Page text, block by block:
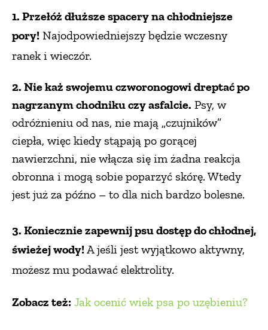
1. Przełóż dłuższe spacery na chłodniejsze
pory! Najodpowiedniejszy będzie wczesny
ranek i wieczór.
2. Nie każ swojemu czworonogowi dreptać po
nagrzanym chodniku czy asfalcie. Psy, w
odróżnieniu od nas, nie mają „czujników”
ciepła, więc kiedy stąpają po gorącej
nawierzchni, nie włącza się im żadna reakcja
obronna i mogą sobie poparzyć skórę. Wtedy
jest już za późno – to dla nich bardzo bolesne.
3. Koniecznie zapewnij psu dostęp do chłodnej,
świeżej wody!A jeśli jest wyjątkowo aktywny,
możesz mu podawać elektrolity.
Zobacz też: Jak ocenić wiek psa po uzębieniu?